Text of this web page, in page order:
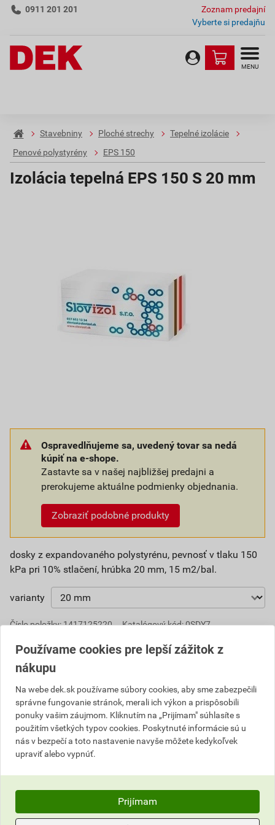
0911 201 201
Zoznam predajní
Vyberte si predajňu
MENU
Stavebniny Ploché strechy
Tepelné izolácie
Penové polystyrény
EPS 150
Izolácia tepelná EPS 150 S 20 mm
Ospravedlňujeme sa, uvedený tovar sa nedá
kúpiť na e-shope.
Zastavte sa v našej najbližšej predajni a
prerokujeme aktuálne podmienky objednania.
Zobraziť podobné produkty
dosky z expandovaného polystyrénu, pevnosť v tlaku 150
kPa pri 10% stlačení, hrúbka 20 mm, 15 m2/bal.
varianty
Číslo položky:1417125220
Katalógový kód: 0SDY7
Upozornenie
cena platná na vývoz do konca marca 2021, nutné
preveriť dostupnosť materiálu
biela
Používame cookies pre lepší zážitok z
nákupu
Na webe dek.sk používame súbory cookies, aby sme zabezpečili
správne fungovanie stránok, merali ich výkon a prispôsobili
ponuky vašim záujmom. Kliknutím na „Prijímam" súhlasíte s
použitím všetkých typov cookies. Poskytnuté informácie sú u
nás v bezpečí a toto nastavenie navyše môžete kedykoľvek
upraviť alebo vypnúť.
Prijímam